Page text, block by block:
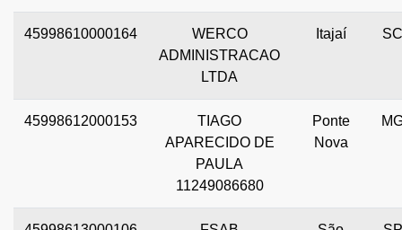
45998610000164
WERCO
ADMINISTRACAO
LTDA
Itajaí SC
45998612000153
TIAGO
APARECIDO DE
PAULA
11249086680
Ponte
Nova